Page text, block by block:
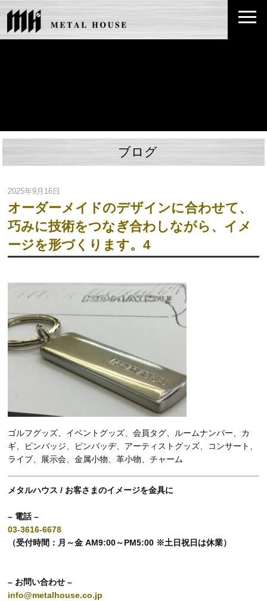
ブログ
2025年9月16日
オーダーメイドのデザインに合わせて、
巧みに技術をつなぎ合わしながら、イメ
ージを形づくります。4
ゴルフグッズ、イベントグッズ、会員タグ、ルームナンバー、カ
ギ、ピンバッジ、ピンバッヂ、アーティストグッズ、コンサート、
ライブ、展示会、金属小物、革小物、チャーム
メタルハウス / お客さまのイメージを金具に
– 電話 –
03-3616-6678
（受付時間：月～金 AM9:00～PM5:00 ※土日祝日は休業）
– お問い合わせ –
info@metalhouse.co.jp